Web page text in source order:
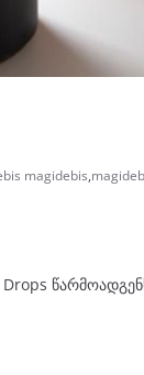
magidebis,